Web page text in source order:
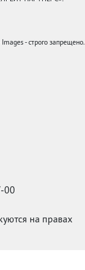
- строго запрещено.
00
на правах